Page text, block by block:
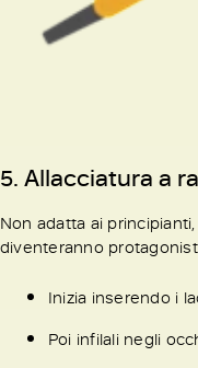
5. Allacciatura a
Non adatta ai
diventeranno
Inizia inserendo i
Poi infilali negli